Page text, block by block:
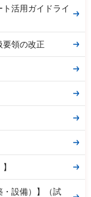
活用ガイドライ
要領の改正
・設備）】（試